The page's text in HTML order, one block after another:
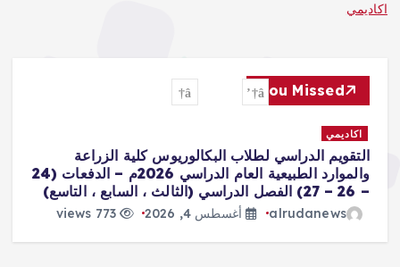
اكاديمي
You Missed
اكاديمي
التقويم الدراسي لطلاب البكالوريوس كلية الزراعة
والموارد الطبيعية العام الدراسي 2026م – الدفعات (24
– 26 – 27) الفصل الدراسي (الثالث ، السابع ، التاسع)
alrudanews أغسطس 4, 2026 773 views